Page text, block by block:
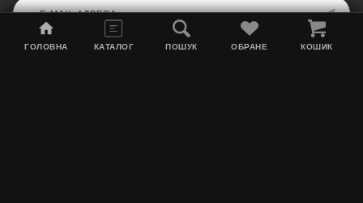
ГОЛОВНА КАТАЛОГ ПОШУК ОБРАНЕ КОШИК